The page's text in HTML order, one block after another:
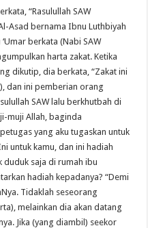
“Rasulullah SAW
Asad bernama Ibnu Luthbiyah
berkata (Nabi SAW
harta zakat. Ketika
dikutip, dia berkata, “Zakat ini
dan ini pemberian orang
SAW lalu berkhutbah di
muji Allah, baginda
yang aku tugaskan untuk
untuk kamu, dan ini hadiah
duduk saja di rumah ibu
hadiah kepadanya? “Demi
Tidaklah seseorang
melainkan dia akan datang
Jika (yang diambil) seekor